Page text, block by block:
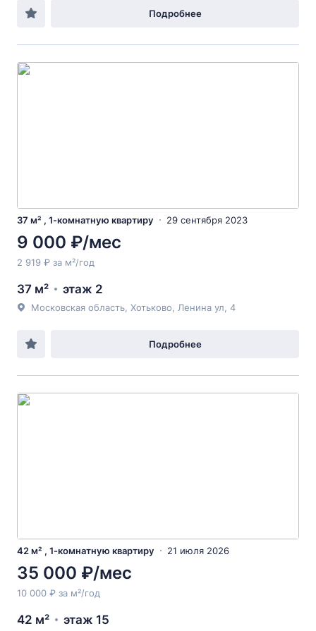
Подробнее
37 м² , 1-комнатную квартиру 29 сентября 2023
9 000 ₽/мес
2 919 ₽ за м²/год
37 м² этаж 2
Московская область, Хотьково, Ленина ул, 4
Подробнее
42 м² , 1-комнатную квартиру 21 июля 2026
35 000 ₽/мес
10 000 ₽ за м²/год
42 м² этаж 15